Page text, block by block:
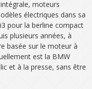
moteurs
électriques dans sa
pour la berline compact
plusieurs années, à
basée sur le moteur à
est la BMW
et à la presse, sans être